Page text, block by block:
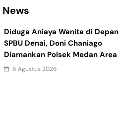
Diduga Aniaya Wanita di Depan
SPBU Denai, Doni Chaniago
Diamankan Polsek Medan Area
6 Agustus 2026